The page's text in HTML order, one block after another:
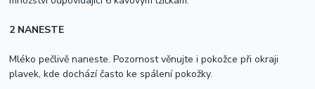
2 NANESTE
Mléko pečlivě naneste. Pozornost věnujte i pokožce při okraji
plavek, kde dochází často ke spálení pokožky.